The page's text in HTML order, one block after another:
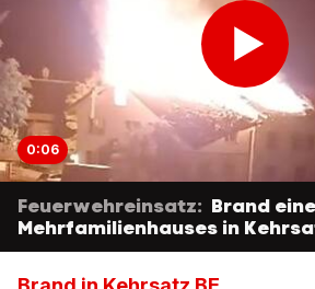
0:06
Feuerwehreinsatz: Brand
Mehrfamilienhauses in